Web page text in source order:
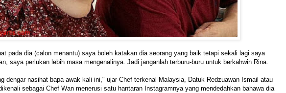
pada dia (calon menantu) saya boleh katakan dia seorang yang baik tetapi sekali lagi saya
saya perlukan lebih masa mengenalinya. Jadi janganlah terburu-buru untuk berkahwin Rina.
dengar nasihat bapa awak kali ini," ujar Chef terkenal Malaysia, Datuk Redzuawan Ismail atau
sebagai Chef Wan menerusi satu hantaran Instagramnya yang mendedahkan bahawa dia